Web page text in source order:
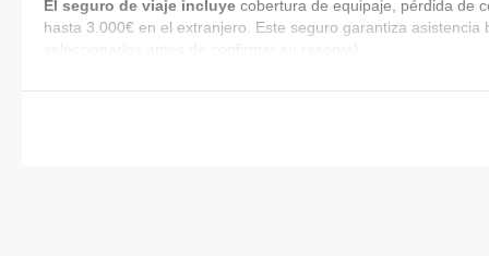
El seguro de viaje incluye cobertura de equipaje, pérdida de
hasta 3.000€ en el extranjero. Este seguro garantiza
seleccionarlos antes de confirmar su reserva).